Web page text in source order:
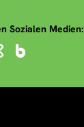
Sozialen Medien: